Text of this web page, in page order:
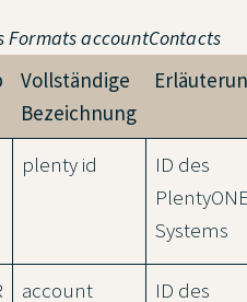
FormatsaccountContacts
Vollständige
Bezeichnung
plenty id
ID des
Systems
account ID des